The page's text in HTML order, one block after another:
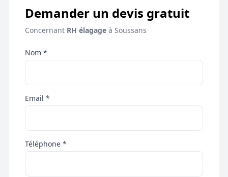
Demander un devis gratuit
Concernant RH élagage à Soussans
Nom *
Email *
Téléphone *